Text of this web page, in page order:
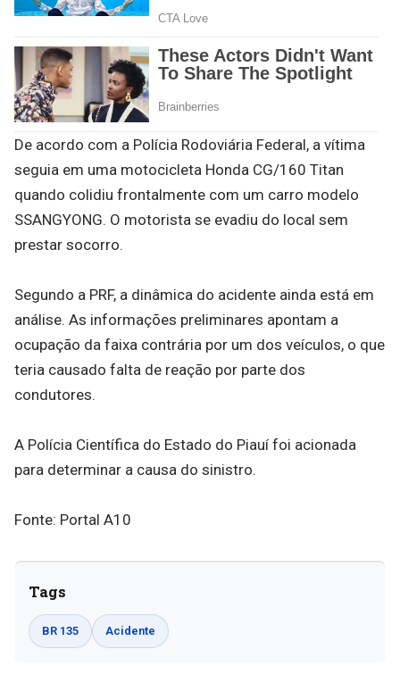
De acordo com a Polícia Rodoviária Federal, a vítima
seguia em uma motocicleta Honda CG/160 Titan
quando colidiu frontalmente com um carro modelo
SSANGYONG. O motorista se evadiu do local sem
prestar socorro.
Segundo a PRF, a dinâmica do acidente ainda está em
análise. As informações preliminares apontam a
ocupação da faixa contrária por um dos veículos, o que
teria causado falta de reação por parte dos
condutores.
A Polícia Científica do Estado do Piauí foi acionada
para determinar a causa do sinistro.
Fonte: Portal A10
Tags
BR 135 Acidente